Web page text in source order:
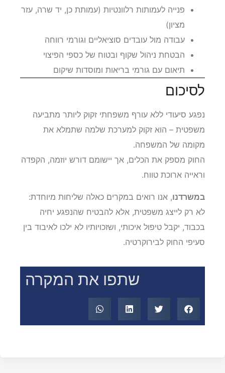
פנייה לעמותות רלוונטיות (עמותת כן, יד שרה, עזר
מציון)
עבודה מול עובדים סוציאליים וגורמי רווחה
הבטחת ניהול שקוף ובטוח של כספי הפיצוי
תיאום עם גורמי בריאות ומוסדות שיקום
לסיכום
נפגע סיעודי ללא עורף משפחתי זקוק ליותר מתביעה
משפטית – הוא זקוק למערכת שלמה שתמלא את
מקומה של המשפחה.
החוק מספק את הכלים, אך יישומם דורש יוזמה, הקפדה
וראייה ארוכת טווח.
במשרדנו, אנו רואים במקרים כאלה שליחות מיוחדת:
לא רק לייצג משפטית, אלא להבטיח שהנפגע יחיה
בכבוד, יקבל טיפול איכותי, ושזכויותיו לא ילכו לאיבוד בין
סעיפי החוק לבירוקרטיה.
שתפו את המקרה